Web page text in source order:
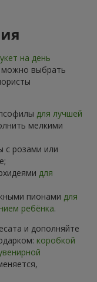
на день
можно выбрать
для лучшей
мелкими
с розами или
для
пионами для
ребёнка.
и дополняйте
коробкой